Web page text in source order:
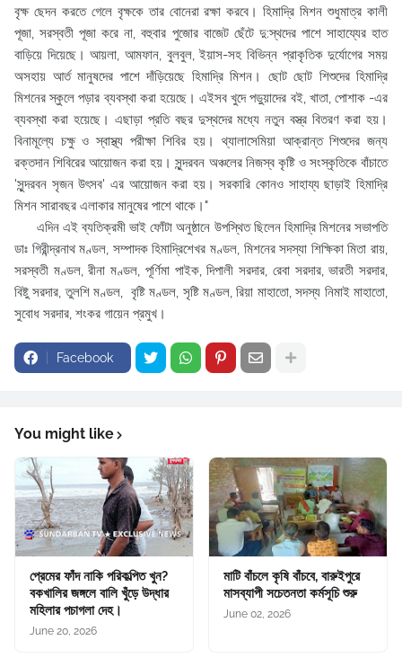
বৃক্ষ ছেদন করতে গেলে বৃক্ষকে তার বোনেরা রক্ষা করবে। হিমাদ্রি মিশন শুধুমাত্র কালী
পূজা, সরস্বতী পূজা করে না, বহুবার পুজোর বাজেট ছেঁটে দু:স্থদের পাশে সাহায্যের হাত
বাড়িয়ে দিয়েছে। আয়লা, আমফান, বুলবুল, ইয়াস-সহ বিভিন্ন প্রাকৃতিক দুর্যোগের সময়
অসহায় আর্ত মানুষদের পাশে দাঁড়িয়েছে হিমাদ্রি মিশন। ছোট ছোট শিশুদের হিমাদ্রি
মিশনের স্কুলে পড়ার ব্যবস্থা করা হয়েছে। এইসব খুদে পড়ুয়াদের বই, খাতা, পোশাক -এর
ব্যবস্থা করা হয়েছে। এছাড়া প্রতি বছর দুস্থদের মধ্যে নতুন বস্ত্র বিতরণ করা হয়।
বিনামূল্যে চক্ষু ও স্বাস্থ্য পরীক্ষা শিবির হয়। থ্যালাসেমিয়া আক্রান্ত শিশুদের জন্য
রক্তদান শিবিরের আয়োজন করা হয়। সুন্দরবন অঞ্চলের নিজস্ব কৃষ্টি ও সংস্কৃতিকে বাঁচাতে
'সুন্দরবন সৃজন উৎসব' এর আয়োজন করা হয়। সরকারি কোনও সাহায্য ছাড়াই হিমাদ্রি
মিশন সারাবছর এলাকার মানুষের পাশে থাকে।"
এদিন এই ব্যতিক্রমী ভাই ফোঁটা অনুষ্ঠানে উপস্থিত ছিলেন হিমাদ্রি মিশনের সভাপতি
ডাঃ গিরীন্দ্রনাথ মণ্ডল, সম্পাদক হিমাদ্রিশেখর মণ্ডল, মিশনের সদস্যা শিক্ষিকা মিতা রায়,
সরস্বতী মণ্ডল, রীনা মণ্ডল, পূর্ণিমা পাইক, দিপালী সরদার, রেবা সরদার, ভারতী সরদার,
বিষ্টু সরদার, তুলশি মণ্ডল, বৃষ্টি মণ্ডল, সৃষ্টি মণ্ডল, রিয়া মাহাতো, সদস্য নিমাই মাহাতো,
সুবোধ সরদার, শংকর গায়েন প্রমুখ।
Facebook
You might like
প্রেমের ফাঁদ নাকি পরিকল্পিত খুন?
বকখালির জঙ্গলে বালি খুঁড়ে উদ্ধার
মহিলার পচাগলা দেহ।
June 20, 2026
মাটি বাঁচলে কৃষি বাঁচবে, বারুইপুরে
মাসব্যাপী সচেতনতা কর্মসূচি শুরু
June 02, 2026